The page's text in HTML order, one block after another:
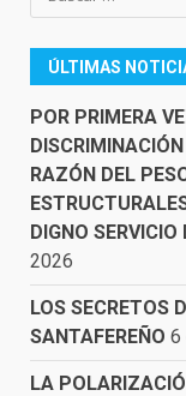
ÚLTIMAS
POR PRIMERA
RAZÓN DEL
DIGNO
2026
LOS SECRETOS
SANTAFEREÑO 6
LA